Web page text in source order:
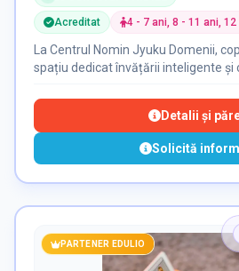
Acreditat 4 - 7 ani, 8 - 11 ani, 12
La Centrul Nomin Jyuku Domenii,
spațiu dedicat învățării inteligente și
mintea, își cresc încrederea în sine
distractivă poate fi matematica –
sigur și motivant!
Detalii și
Solicită
PARTENER EDULIO